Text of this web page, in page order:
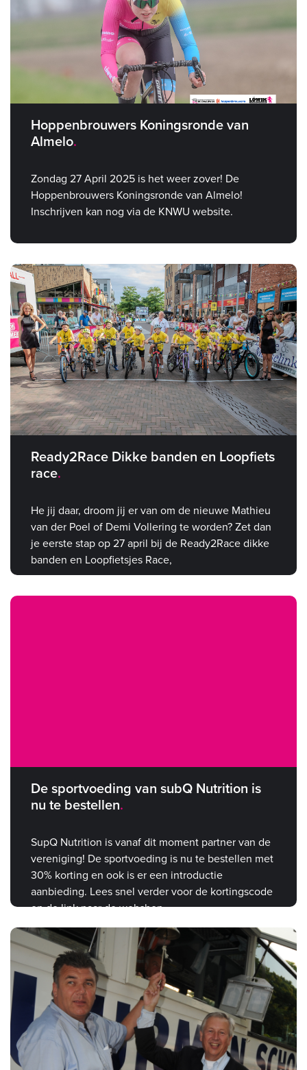
Hoppenbrouwers Koningsronde van
Almelo
Zondag 27 April 2025 is het weer zover! De
Hoppenbrouwers Koningsronde van Almelo!
Inschrijven kan nog via de KNWU website.
Ready2Race Dikke banden en Loopfiets
race
He jij daar, droom jij er van om de nieuwe Mathieu
van der Poel of Demi Vollering te worden? Zet dan
je eerste stap op 27 april bij de Ready2Race dikke
banden en Loopfietsjes Race,
De sportvoeding van subQ Nutrition is
nu te bestellen
SupQ Nutrition is vanaf dit moment partner van de
vereniging! De sportvoeding is nu te bestellen met
30% korting en ook is er een introductie
aanbieding. Lees snel verder voor de kortingscode
en de link naar de webshop.